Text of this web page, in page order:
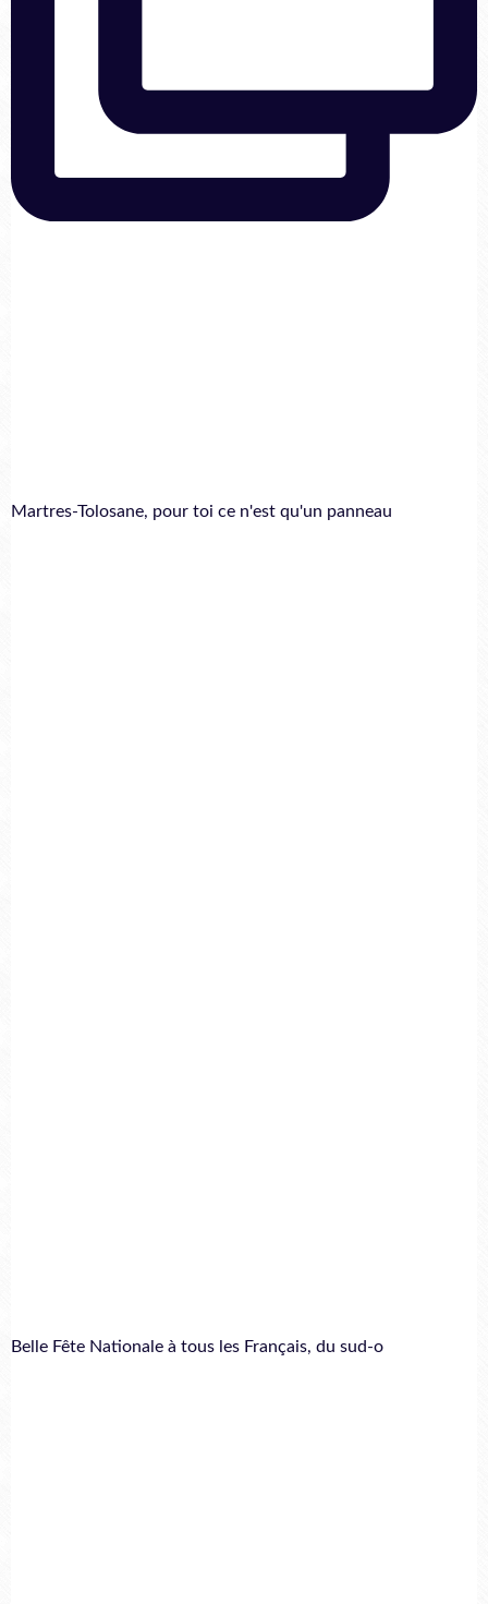
Martres-Tolosane, pour toi ce n'est qu'un panneau
Belle Fête Nationale à tous les Français, du sud-o